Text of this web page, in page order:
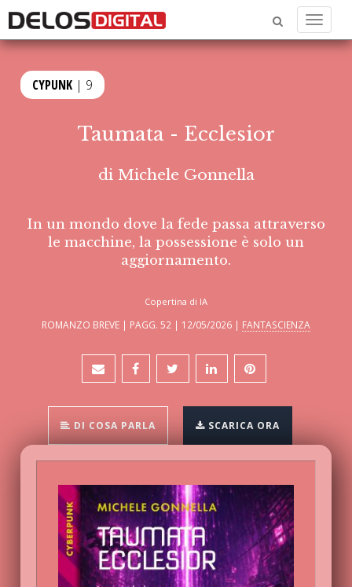
Menu
CYPUNK | 9
Taumata - Ecclesior
di Michele Gonnella
In un mondo dove la fede passa attraverso
le macchine, la possessione è solo un
aggiornamento.
Copertina di IA
ROMANZO BREVE | PAGG. 52 | 12/05/2026 | FANTASCIENZA
DI COSA PARLA SCARICA ORA